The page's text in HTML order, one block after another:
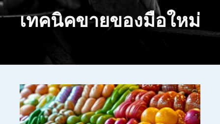
เทคนิคขายของมือใหม่